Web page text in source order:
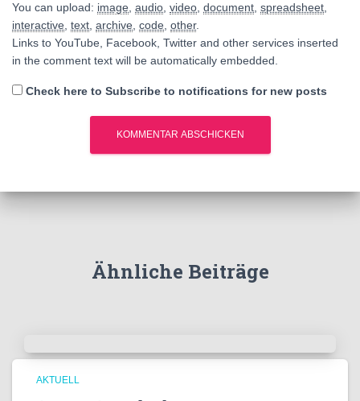
You can upload: image audio video document spreadsheet
interactive text archive code other.
Links to YouTube, Facebook, Twitter and other services inserted
in the comment text will be automatically embedded.
Check here to Subscribe to notifications for new posts
Ähnliche Beiträge
AKTUELL